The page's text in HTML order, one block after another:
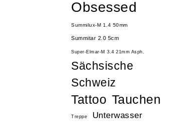
Obsessed
Summilux-M 1.4 50mm
Summitar 2.0 5cm
Super-Elmar-M 3.4 21mm Asph.
Sächsische
Schweiz
Tattoo Tauchen
Treppe Unterwasser